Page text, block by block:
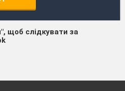
щоб слідкувати за